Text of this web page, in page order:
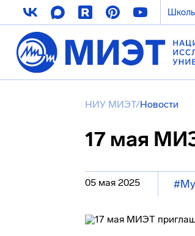
НИУ МИЭТ/Новости
17 мая
05 мая 2025